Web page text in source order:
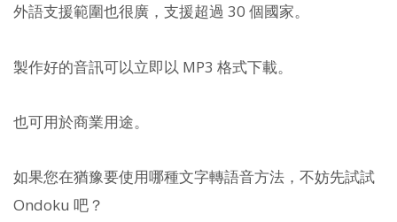
外語支援範圍也很廣，支援超過 30 個國家。
製作好的音訊可以立即以 MP3 格式下載。
也可用於商業用途。
如果您在猶豫要使用哪種文字轉語音方法，不妨先試試
Ondoku 吧？